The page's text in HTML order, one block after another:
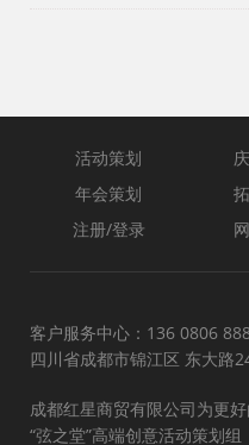
活动策划
年会策划
注册/登录
客户服务中心：136 0806
四川省成都市锦江区 东大路
成都红星商贸有限公司为更
“弦之堂”高端创意活动策划组